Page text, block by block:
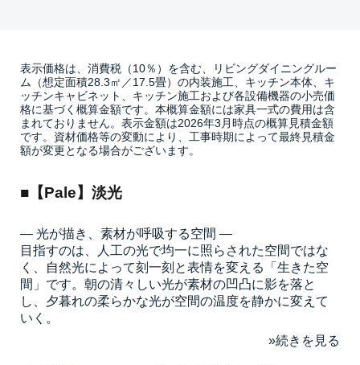
表示価格は、消費税（10％）を含む、リビングダイニングルー
ム（想定面積28.3㎡／17.5畳）の内装施工、キッチン本体、キ
ッチンキャビネット、キッチン施工および各設備機器の小売価
格に基づく概算金額です。本概算金額には家具一式の費用は含
まれておりません。表示金額は2026年3月時点の概算見積金額
です。資材価格等の変動により、工事時期によって最終見積金
額が変更となる場合がございます。
■【Pale】淡光
— 光が描き、素材が呼吸する空間 —
目指すのは、人工の光で均一に照らされた空間ではな
く、自然光によって刻一刻と表情を変える「生きた空
間」です。朝の清々しい光が素材の凹凸に影を落と
し、夕暮れの柔らかな光が空間の温度を静かに変えて
いく。